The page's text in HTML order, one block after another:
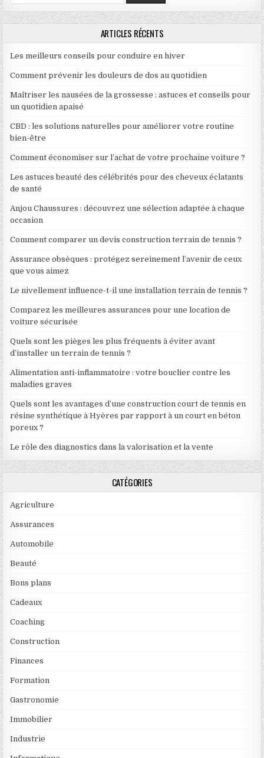
ARTICLES RÉCENTS
Les meilleurs conseils pour conduire en hiver
Comment prévenir les douleurs de dos au quotidien
Maîtriser les nausées de la grossesse : astuces et conseils pour
un quotidien apaisé
CBD : les solutions naturelles pour améliorer votre routine
bien-être
Comment économiser sur l’achat de votre prochaine voiture ?
Les astuces beauté des célébrités pour des cheveux éclatants
de santé
Anjou Chaussures : découvrez une sélection adaptée à chaque
occasion
Comment comparer un devis construction terrain de tennis ?
Assurance obsèques : protégez sereinement l’avenir de ceux
que vous aimez
Le nivellement influence-t-il une installation terrain de tennis ?
Comparez les meilleures assurances pour une location de
voiture sécurisée
Quels sont les pièges les plus fréquents à éviter avant
d’installer un terrain de tennis ?
Alimentation anti-inflammatoire : votre bouclier contre les
maladies graves
Quels sont les avantages d’une construction court de tennis en
résine synthétique à Hyères par rapport à un court en béton
poreux ?
Le rôle des diagnostics dans la valorisation et la vente
CATÉGORIES
Agriculture
Assurances
Automobile
Beauté
Bons plans
Cadeaux
Coaching
Construction
Finances
Formation
Gastronomie
Immobilier
Industrie